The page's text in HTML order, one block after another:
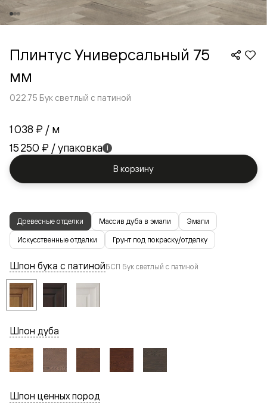
Плинтус Универсальный 75
мм
022.75 Бук светлый с патиной
1 038 ₽ / м
15 250 ₽ / упаковка i
В корзину
Древесные отделки Массив дуба в эмали Эмали
Искусственные отделки Грунт под покраску/отделку
Шпон бука с патинойБСП Бук светлый с патиной
Шпон дуба
Шпон ценных пород